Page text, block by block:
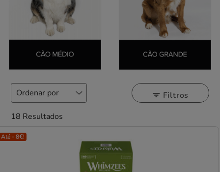
Filtros
18 Resultados
Até - 8€!